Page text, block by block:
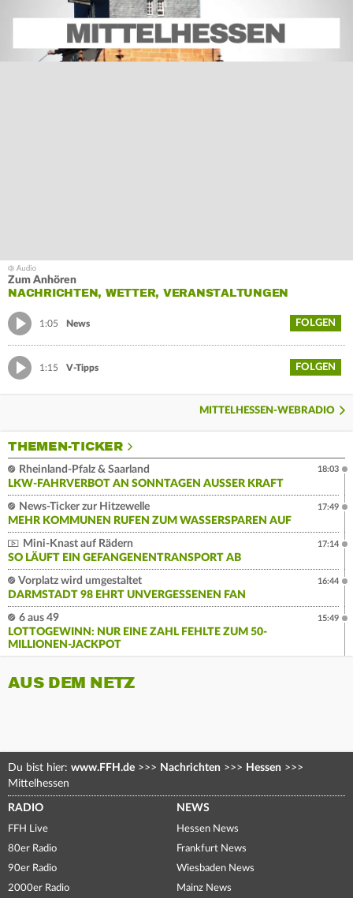
Zum Anhören
NACHRICHTEN, WETTER, VERANSTALTUNGEN
1:05 News FOLGEN
1:15 V-Tipps FOLGEN
MITTELHESSEN-WEBRADIO
THEMEN-TICKER
Rheinland-Pfalz & Saarland
LKW-FAHRVERBOT AN SONNTAGEN AUSSER KRAFT
18:03
News-Ticker zur Hitzewelle
MEHR KOMMUNEN RUFEN ZUM WASSERSPAREN AUF
17:49
Mini-Knast auf Rädern
SO LÄUFT EIN GEFANGENENTRANSPORT AB
17:14
Vorplatz wird umgestaltet
DARMSTADT 98 EHRT UNVERGESSENEN FAN
16:44
6 aus 49
LOTTOGEWINN: NUR EINE ZAHL FEHLTE ZUM 50-
MILLIONEN-JACKPOT
15:49
AUS DEM NETZ
Du bist hier: www.FFH.de >>> Nachrichten >>> Hessen >>>
Mittelhessen
RADIO
FFH Live
80er Radio
90er Radio
2000er Radio
NEWS
Hessen News
Frankfurt News
Wiesbaden News
Mainz News